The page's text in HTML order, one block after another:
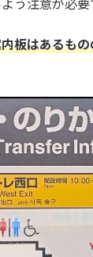
板はあるも